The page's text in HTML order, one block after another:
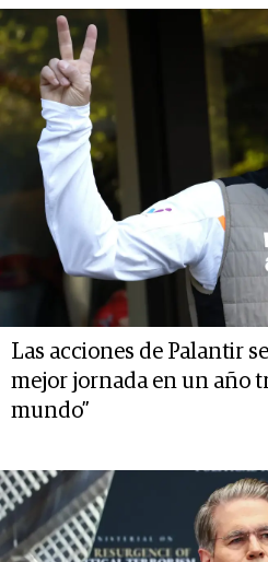
Las acciones de Palantir
mejor jornada en un año
mundo”